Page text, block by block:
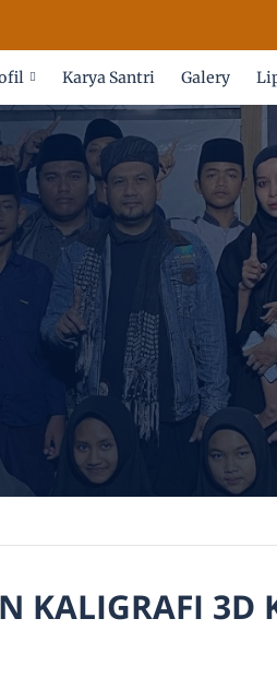
Karya Santri Galery
KALIGRAFI 3D